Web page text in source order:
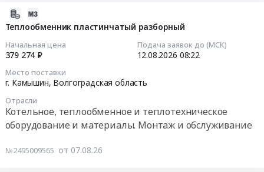
Теплообменник пластинчатый разборный
Начальная цена
379 274 ₽
Подача заявок до (МСК)
12.08.2026 08:22
Место поставки
г. Камышин, Волгоградская область
Отрасли
Котельное, теплообменное и теплотехническое
оборудование и материалы. Монтаж и обслуживание
№2495009565 от 07.08.26